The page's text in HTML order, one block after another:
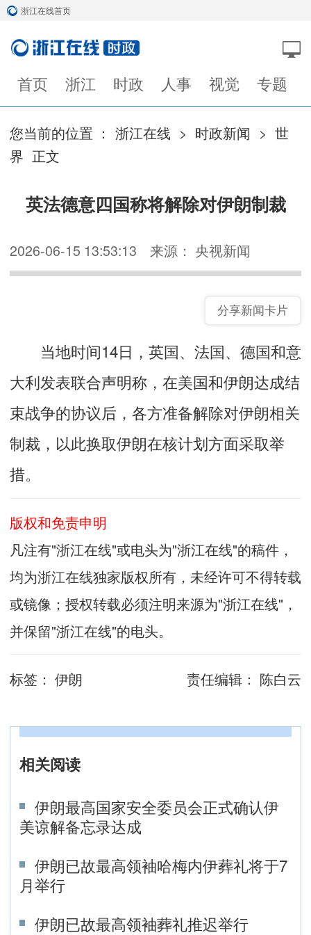
浙江在线首页
首页 浙江 时政 人事 视觉 专题
您当前的位置 ： 浙江在线 > 时政新闻 > 世
界 正文
英法德意四国称将解除对伊朗制裁
2026-06-15 13:53:13 来源： 央视新闻
分享新闻卡片
当地时间14日，英国、法国、德国和意
大利发表联合声明称，在美国和伊朗达成结
束战争的协议后，各方准备解除对伊朗相关
制裁，以此换取伊朗在核计划方面采取举
措。
版权和免责申明
凡注有"浙江在线"或电头为"浙江在线"的稿件，
均为浙江在线独家版权所有，未经许可不得转载
或镜像；授权转载必须注明来源为"浙江在线"，
并保留"浙江在线"的电头。
标签： 伊朗 责任编辑： 陈白云
相关阅读
伊朗最高国家安全委员会正式确认伊
美谅解备忘录达成
伊朗已故最高领袖哈梅内伊葬礼将于7
月举行
伊朗已故最高领袖葬礼推迟举行